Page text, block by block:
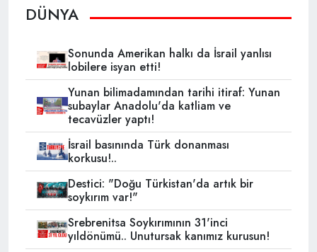
DÜNYA
Sonunda Amerikan halkı da İsrail yanlısı
lobilere isyan etti!
Yunan bilimadamından tarihi itiraf: Yunan
subaylar Anadolu'da katliam ve
tecavüzler yaptı!
İsrail basınında Türk donanması
korkusu!..
Destici: "Doğu Türkistan'da artık bir
soykırım var!"
Srebrenitsa Soykırımının 31'inci
yıldönümü.. Unutursak kanımız kurusun!